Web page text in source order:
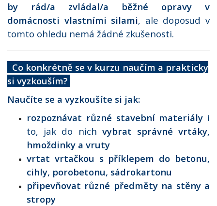
by rád/a zvládal/a běžné opravy v
domácnosti vlastními silami, ale doposud v
tomto ohledu nemá žádné zkušenosti.
Co konkrétně se v kurzu naučím a prakticky
si vyzkouším?
Naučíte se a vyzkoušíte si jak:
rozpoznávat různé stavební materiály i
to, jak do nich vybrat správné vrtáky,
hmoždinky a vruty
vrtat vrtačkou s příklepem do betonu,
cihly, porobetonu, sádrokartonu
připevňovat různé předměty na stěny a
stropy